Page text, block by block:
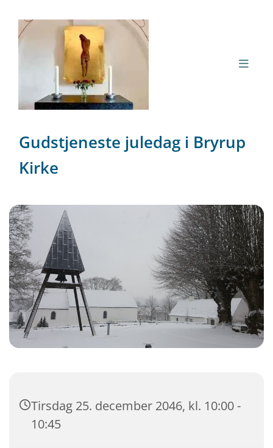
Gudstjeneste juledag i Bryrup
Kirke
Tirsdag 25. december 2046, kl. 10:00 -
10:45